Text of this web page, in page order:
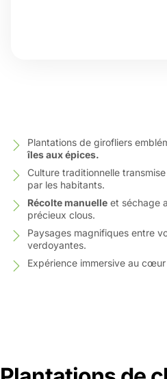
Plantations de girofliers
îles aux épices.
Culture traditionnelle
par les habitants.
Récolte manuelle et séchage
précieux clous.
Paysages magnifiques entre
verdoyantes.
Expérience immersive au